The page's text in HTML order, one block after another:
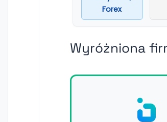
Forex
Wyróżniona